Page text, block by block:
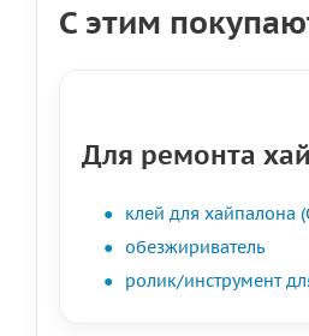
С этим
Для ремонта
клей для хайпалона
обезжириватель
ролик/инструмент